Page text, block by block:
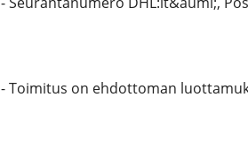
- Toimitus on ehdottoman